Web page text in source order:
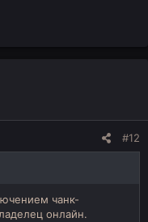
#12
чанк-
онлайн.